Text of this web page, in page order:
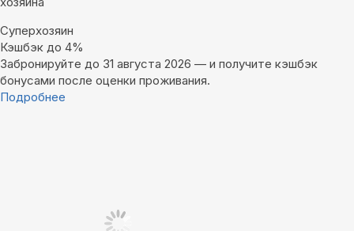
Суперхозяин
Кэшбэк до 4%
Забронируйте до 31 августа 2026 — и получите кэшбэк
бонусами после оценки проживания.
Подробнее